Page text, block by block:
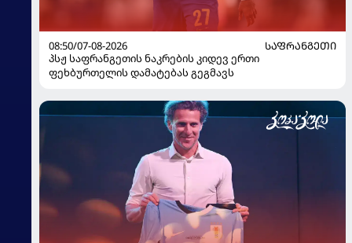
08:50/07-08-2026
ᲡᲐᲤᲠᲐᲜᲒᲔᲗᲘ
პსჟ საფრანგეთის ნაკრების კიდევ ერთი
ფეხბურთელის დამატებას გეგმავს